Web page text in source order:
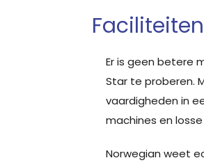
Er is geen betere
Star te proberen.
vaardigheden in
machines en
Norwegian weet